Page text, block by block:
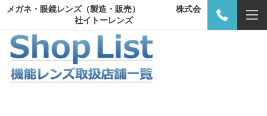
メガネ・眼鏡レンズ（製造・販売） 株式会
社イトーレンズ